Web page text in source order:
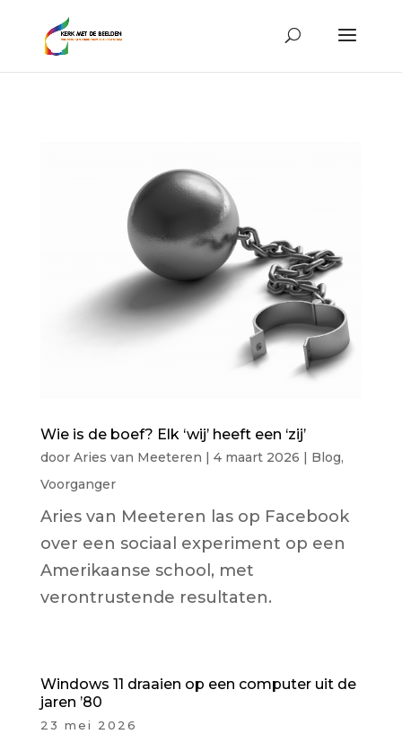
Wie is de boef? Elk ‘wij’ heeft een ‘zij’
door Aries van Meeteren 4 maart 2026 Blog,
Voorganger
Aries van Meeteren las op Facebook
over een sociaal experiment op een
Amerikaanse school, met
verontrustende resultaten.
Windows 11 draaien op een computer uit de
jaren ’80
23 mei 2026